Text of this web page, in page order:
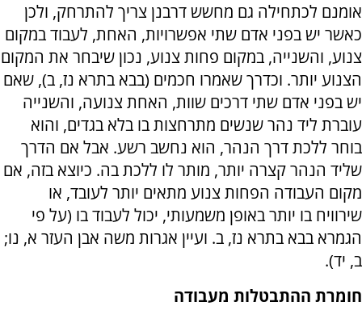
אומנם לכתחילה גם מחשש דרבנן צריך להתרחק, ולכן
כאשר יש בפני אדם שתי אפשרויות, האחת, לעבוד במקום
צנוע, והשנייה, במקום פחות צנוע, נכון שיבחר את המקום
הצנוע יותר. וכדרך שאמרו חכמים (בבא בתרא נז, ב), שאם
יש בפני אדם שתי דרכים שוות, האחת צנועה, והשנייה
עוברת ליד נהר שנשים מתרחצות בו בלא בגדים, והוא
בוחר ללכת דרך הנהר, הוא נחשב רשע. אבל אם הדרך
שליד הנהר קצרה יותר, מותר לו ללכת בה. כיוצא בזה, אם
מקום העבודה הפחות צנוע מתאים יותר לעובד, או
שירוויח בו יותר באופן משמעותי, יכול לעבוד בו (על פי
הגמרא בבא בתרא נז, ב. ועיין אגרות משה אבן העזר א, נו;
ב, יד).
חומרת ההתבטלות מעבודה